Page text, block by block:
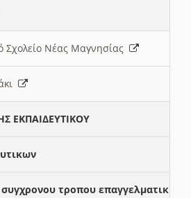
Σχολείο Νέας Μαγνησίας
ΕΚΠΑΙΔΕΥΤΙΚΟΥ
τροπου επαγγελματικης